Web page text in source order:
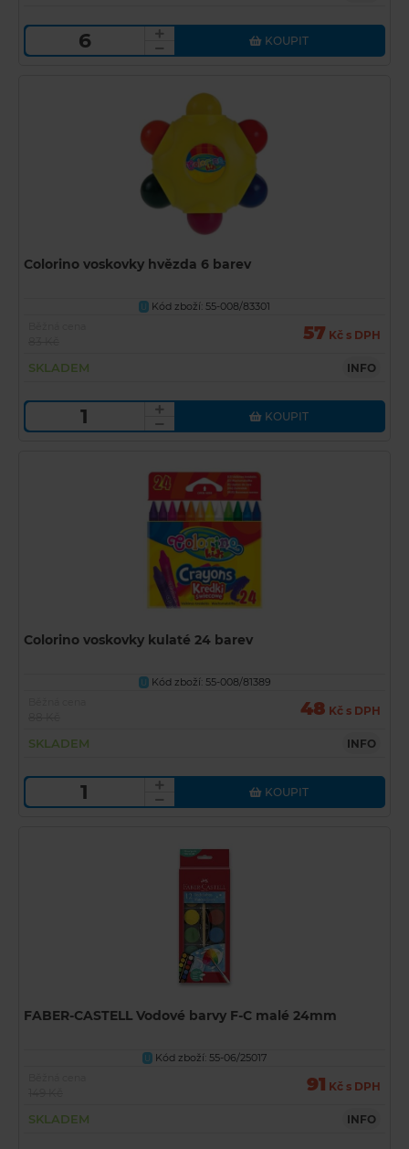
KOUPIT
Colorino voskovky hvězda 6 barev
U
Kód zboží: 55-008/83301
57 Kč s DPH
SKLADEM INFO
KOUPIT
Colorino voskovky kulaté 24 barev
U Kód zboží: 55-008/81389
48 Kč s DPH
SKLADEM INFO
KOUPIT
FABER-CASTELL Vodové barvy F-C malé 24mm
U
Kód zboží: 55-06/25017
91 Kč s DPH
SKLADEM INFO